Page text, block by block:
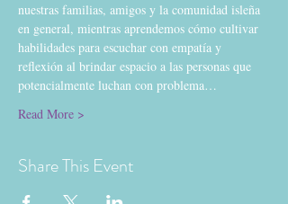
nuestras familias, amigos y la comunidad isleña
en general, mientras aprendemos cómo cultivar
habilidades para escuchar con empatía y
reflexión al brindar espacio a las personas que
potencialmente luchan con problema…
Read More >
Share This Event